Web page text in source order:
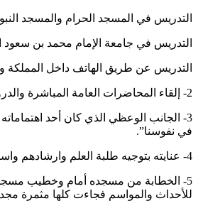
التدريس في المسجد الحرام والمسجد
التدريس في جامعة الإمام محمد بن سعود
التدريس عن طريق الهاتف داخل المملكة
2- إلقاء المحاضرات العامة المباشرة والدروس في مساجد المملكة كلما ذهب لزيارة المناطق.
3- الجانب الوعظي الذي كان أحد
في نفوسنا”.
4- عنايته بتوجيه طلبة العلم وارشادهم واستقطابهم والصبر على تعليمهم وتحمل أسئلتهم المتعددة والاهتمام بأمورهم.
5- الخطابة من مسجده أمام وخطيب مسجد
للأحداث والمواسم فجاءت كلها مثمرة